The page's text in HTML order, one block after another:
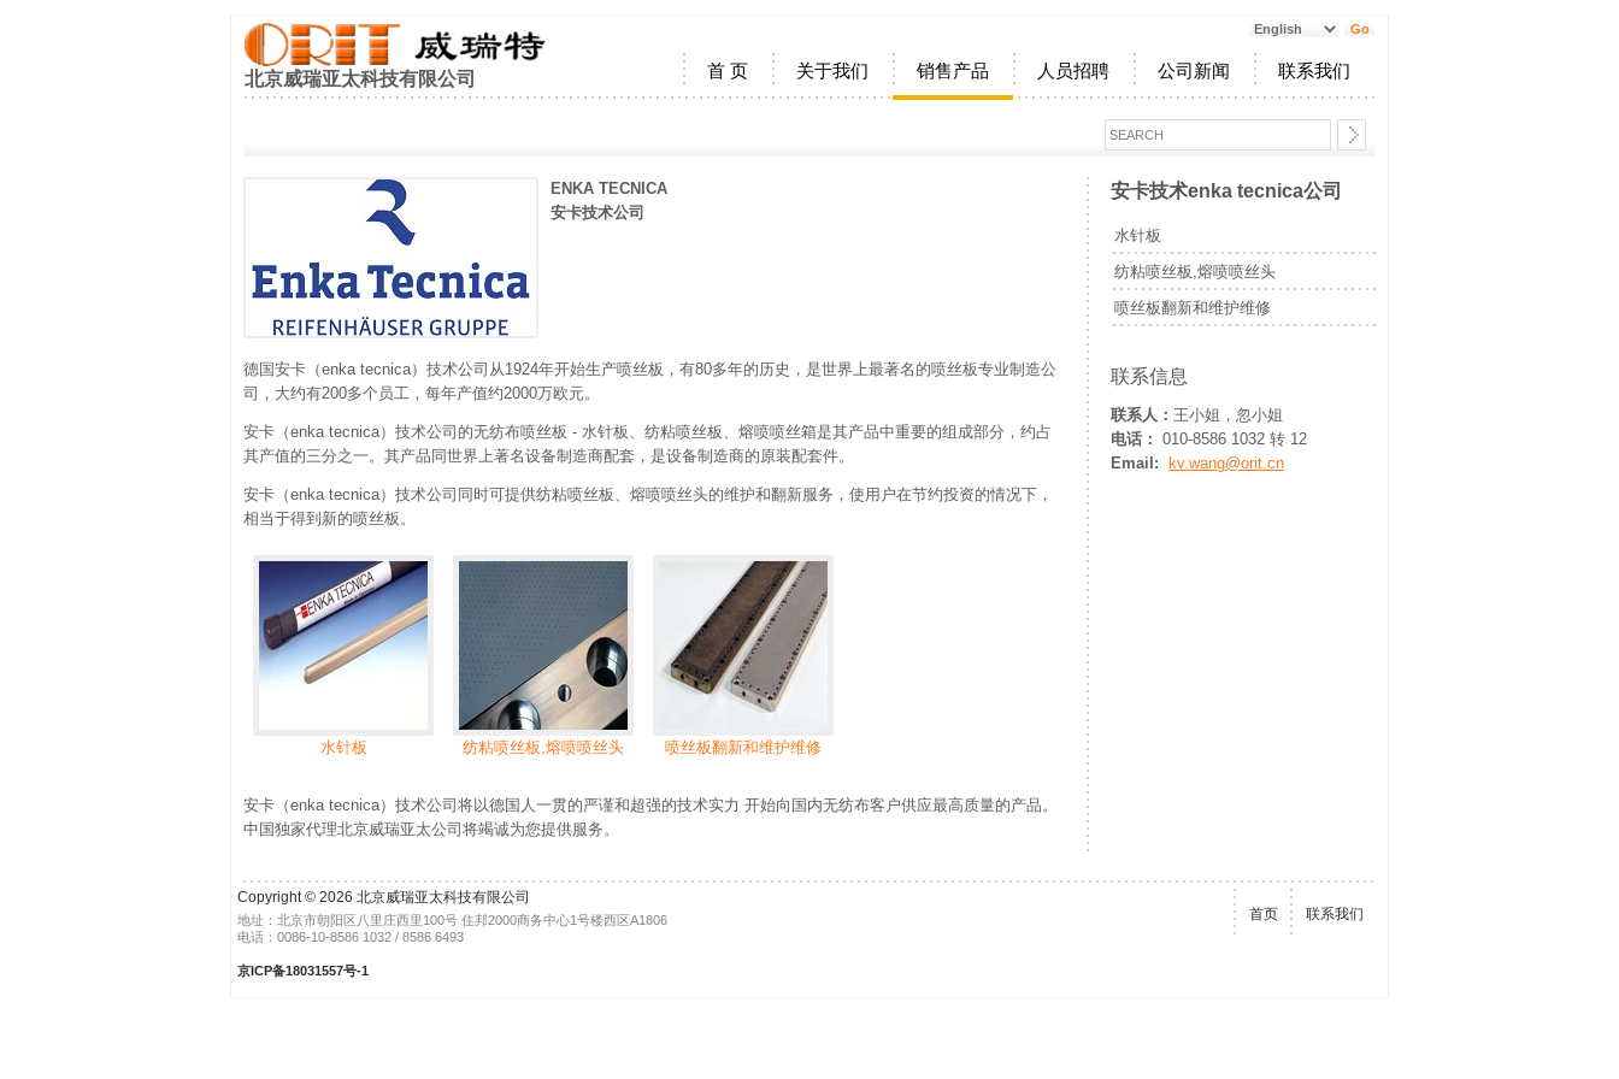
首 页 关于我们 销售产品 人员招聘 公司新闻 联系我们
北京威瑞亚太科技有限公司
ENKA TECNICA
安卡技术公司
德国安卡（enka tecnica）技术公司从1924年开始生产喷丝板，有80多年的历史，是世界上最著名的喷丝板专业制造公
司，大约有200多个员工，每年产值约2000万欧元。
安卡（enka tecnica）技术公司的无纺布喷丝板 - 水针板、纺粘喷丝板、熔喷喷丝箱是其产品中重要的组成部分，约占
其产值的三分之一。其产品同世界上著名设备制造商配套，是设备制造商的原装配套件。
安卡（enka tecnica）技术公司同时可提供纺粘喷丝板、熔喷喷丝头的维护和翻新服务，使用户在节约投资的情况下，
相当于得到新的喷丝板。
水针板 纺粘喷丝板,熔喷喷丝头 喷丝板翻新和维护维修
安卡（enka tecnica）技术公司将以德国人一贯的严谨和超强的技术实力 开始向国内无纺布客户供应最高质量的产品。
中国独家代理北京威瑞亚太公司将竭诚为您提供服务。
安卡技术enka tecnica公司
水针板
纺粘喷丝板,熔喷喷丝头
喷丝板翻新和维护维修
联系信息
联系人： 王小姐，忽小姐
电话： 010-8586 1032 转 12
Email:
kv.wang@orit.cn
Copyright © 2026 北京威瑞亚太科技有限公司
地址：北京市朝阳区八里庄西里100号 住邦2000商务中心1号楼西区A1806
电话：0086-10-8586 1032 / 8586 6493
京ICP备18031557号-1
首页 联系我们